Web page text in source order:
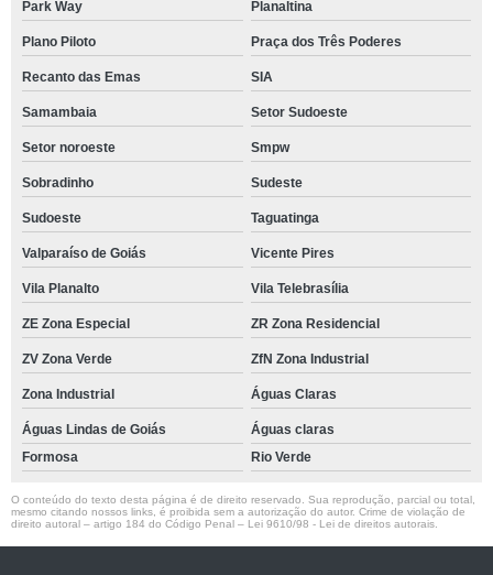
Park Way Planaltina
Plano Piloto Praça dos Três Poderes
Recanto das Emas SIA
Samambaia Setor Sudoeste
Setor noroeste Smpw
Sobradinho Sudeste
Sudoeste Taguatinga
Valparaíso de Goiás Vicente Pires
Vila Planalto Vila Telebrasília
ZE Zona Especial ZR Zona Residencial
ZV Zona Verde ZfN Zona Industrial
Zona Industrial Águas Claras
Águas Lindas de Goiás
Águas claras
Formosa
Rio Verde
O conteúdo do texto desta página é de direito reservado. Sua reprodução, parcial ou total,
mesmo citando nossos links, é proibida sem a autorização do autor. Crime de violação de
direito autoral – artigo 184 do Código Penal – Lei 9610/98 - Lei de direitos autorais